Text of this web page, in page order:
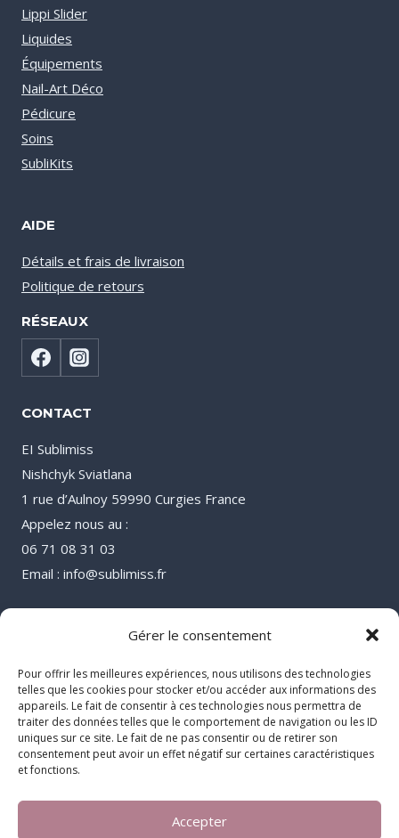
Gérer le consentement
Pour offrir les meilleures expériences, nous utilisons des technologies
telles que les cookies pour stocker et/ou accéder aux informations des
appareils. Le fait de consentir à ces technologies nous permettra de
traiter des données telles que le comportement de navigation ou les ID
uniques sur ce site. Le fait de ne pas consentir ou de retirer son
consentement peut avoir un effet négatif sur certaines caractéristiques
et fonctions.
Accepter
Lippi Slider
Liquides
Équipements
Nail-Art Déco
Pédicure
Soins
SubliKits
AIDE
Détails et frais de livraison
Politique de retours
RÉSEAUX
CONTACT
EI Sublimiss
Nishchyk Sviatlana
1 rue d’Aulnoy 59990 Curgies France
Appelez nous au :
06 71 08 31 03
Email : info@sublimiss.fr